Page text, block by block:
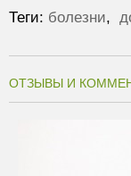
Теги: болезни,
ОТЗЫВЫ И